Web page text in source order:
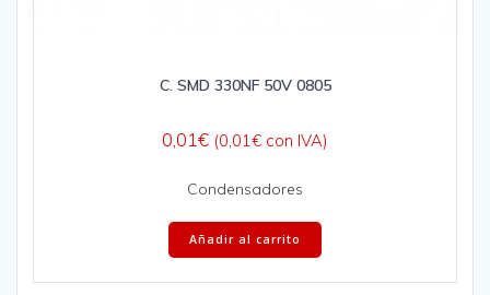
C. SMD 330NF 50V 0805
0,01€ (0,01€ con IVA)
Condensadores
Añadir al carrito